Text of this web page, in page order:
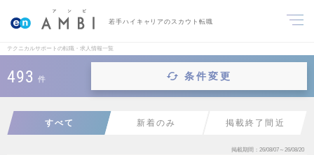
若手ハイキャリアのスカウト転職
テクニカルサポートの転職・求人情報一覧
493 件 条件変更
すべて 新着のみ 掲載終了間近
掲載期間 26/08/07～26/08/20